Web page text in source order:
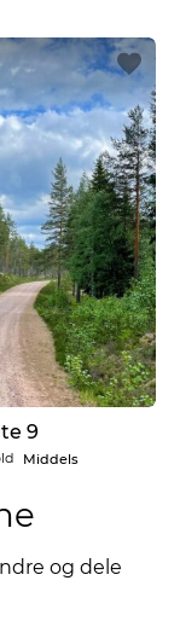
9
Middels
og dele